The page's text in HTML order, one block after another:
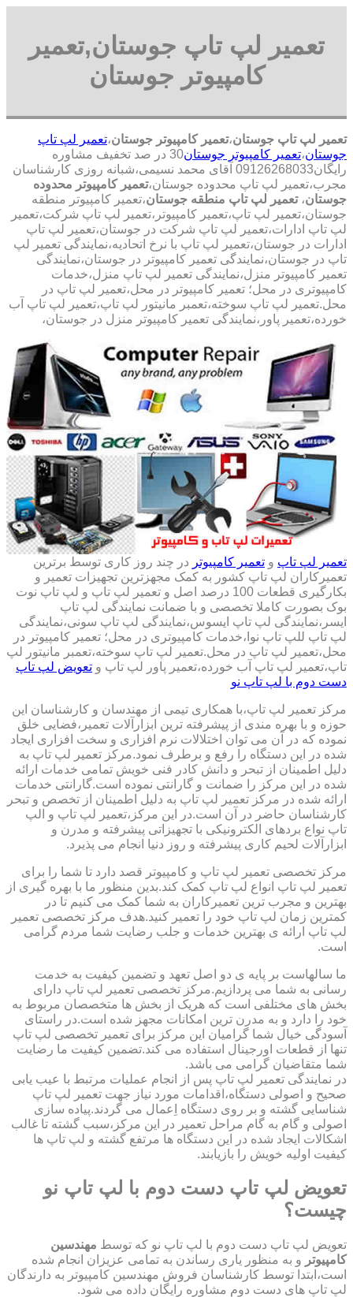
تعمیر لپ تاپ جوستان,تعمیر
کامپیوتر جوستان
تعمیر لپ تاپ جوستان،تعمیر کامپیوتر جوستان،تعمیر لپ تاپ
جوستان،تعمیر کامپیوتر جوستان
30 در صد تخفیف مشاوره
رایگان09126268033 آقای محمد نسیمی،شبانه روزی کارشناسان
مجرب،تعمیر لپ تاپ محدوده جوستان،تعمیر کامپیوتر محدوده
جوستان، تعمیر لپ تاپ منطقه جوستان،تعمیر کامپیوتر منطقه
جوستان،تعمیر لپ تاپ،تعمیر کامپیوتر،تعمیر لپ تاپ شرکت،تعمیر
لپ تاپ ادارات،تعمیر لپ تاپ شرکت در جوستان،تعمیر لپ تاپ
ادارات در جوستان،تعمیر لپ تاپ با نرخ اتحادیه،نمایندگی تعمیر لپ
تاپ در جوستان،نمایندگی تعمیر کامپیوتر در جوستان،نمایندگی
تعمیر کامپیوتر منزل،نمایندگی تعمیر لپ تاپ منزل،خدمات
کامپیوتری در محل؛ تعمیر کامپیوتر در محل،تعمیر لپ تاپ در
محل.تعمیر لپ تاپ سوخته،تعمبر مانیتور لپ تاپ،تعمیر لپ تاپ آب
خورده،تعمیر پاور،نمایندگی تعمیر کامپیوتر منزل در جوستان،
تعمیر لپ تاپ و تعمیر کامپیوتر در چند روز کاری توسط برترین
تعمیرکاران لپ تاپ کشور به کمک مجهزترین تجهیزات تعمیر و
بکارگیری قطعات 100 درصد اصل و تعمیر لپ تاپ و لپ تاپ نوت
بوک بصورت کاملا تخصصی و با ضمانت نمایندگی لپ تاپ
ایسر،نمایندگی لپ تاپ ایسوس،نمایندگی لپ تاپ سونی،نمایندگی
لپ تاپ للپ تاپ نوا،خدمات کامپیوتری در محل؛ تعمیر کامپیوتر در
محل،تعمیر لپ تاپ در محل.تعمیر لپ تاپ سوخته،تعمبر مانیتور لپ
تاپ،تعمیر لپ تاپ آب خورده،تعمیر پاور لپ تاپ و تعویض لپ تاپ
دست دوم با لپ تاپ نو
مرکز تعمیر لپ تاپ،با همکاری تیمی از مهندسان و کارشناسان این
حوزه و با بهره مندی از پیشرفته ترین ابزارآلات تعمیر،فضایی خلق
نموده که در آن می توان اختلالات نرم افزاری و سخت افزاری ایجاد
شده در این دستگاه را رفع و برطرف نمود.مرکز تعمیر لپ تاپ به
دلیل اطمینان از تبحر و دانش کادر فنی خویش تمامی خدمات ارائه
شده در این مرکز را ضمانت و گارانتی نموده است.گارانتی خدمات
ارائه شده در مرکز تعمیر لپ تاپ به دلیل اطمینان از تخصص و تبحر
کارشناسان حاضر در آن است.در این مرکز،تعمیر لپ تاپ و الپ
تاپ نواع بردهای الکترونیکی با تجهیزاتی پیشرفته و مدرن و
ابزارآلات لحیم کاری پیشرفته و روز دنیا انجام می پذیرد.
مرکز تخصصی تعمیر لپ تاپ و کامپیوتر قصد دارد تا شما را برای
تعمیر لپ تاپ انواع لپ تاپ کمک کند.بدین منظور ما با بهره گیری از
بهترین و مجرب ترین تعمیرکاران به شما کمک می کنیم تا در
کمترین زمان لپ تاپ خود را تعمیر کنید.هدف مرکز تخصصی تعمیر
لپ تاپ ارائه ی بهترین خدمات و جلب رضایت شما مردم گرامی
است.
ما سالهاست بر پایه ی دو اصل تعهد و تضمین کیفیت به خدمت
رسانی به شما می پردازیم.مرکز تخصصی تعمیر لپ تاپ دارای
بخش های مختلفی است که هریک از بخش ها متخصصان مربوط به
خود را دارد و به مدرن ترین امکانات مجهز شده است.در راستای
آسودگی خیال شما گرامیان این مرکز برای تعمیر تخصصی لپ تاپ
تنها از قطعات اورجینال استفاده می کند.تضمین کیفیت ما رضایت
شما متقاضیان گرامی می باشد.
در نمایندگی تعمیر لپ تاپ پس از انجام عملیات مرتبط با عیب یابی
صحیح و اصولی دستگاه،اقدامات مورد نیاز جهت تعمیر لپ تاپ
شناسایی گشته و بر روی دستگاه اِعمال می گردند.پیاده سازی
اصولی و گام به گام مراحل تعمیر در این مرکز،سبب گشته تا غالب
اشکالات ایجاد شده در این دستگاه ها مرتفع گشته و لپ تاپ ها
کیفیت اولیه خویش را بازیابند.
تعویض لپ تاپ دست دوم با لپ تاپ نو
چیست؟
تعویض لپ تاپ دست دوم با لپ تاپ نو که توسط مهندسین
کامپیوتر و به منظور یاری رساندن به تمامی عزیزان انجام شده
است،ابتدا توسط کارشناسان فروش مهندسین کامپیوتر به دارندگان
لپ تاپ های دست دوم مشاوره رایگان داده می شود.